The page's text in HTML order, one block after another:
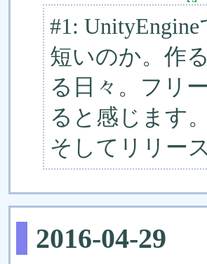
#1:
短いのか。作
る日々。フリ
ると感じます
そしてリリー
2016-04-29